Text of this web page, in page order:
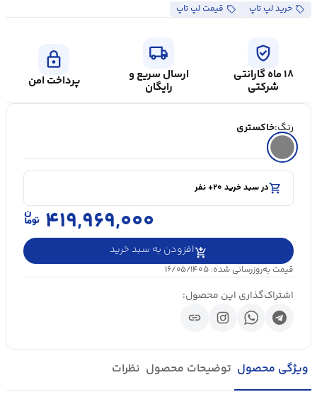
خرید لپ تاپ
قیمت لپ تاپ
verified_user
۱۸ ماه گارانتی
شرکتی
local_shipping
ارسال سریع و
رایگان
lock
پرداخت امن
رنگ:خاکستری
shopping_cartدر سبد خرید ۲۰+ نفر
visibility۵۰۰۰+ بازدید در ۲۴ ساعت اخیر
shopping_cartدر سبد خرید ۲۰+ نفر
۴۱۹,۹۶۹,۰۰۰
افزودن به سبد خرید
قیمت به‌روزرسانی شده: ۱۶/۰۵/۱۴۰۵
اشتراک‌گذاری این محصول:
link
ویژگی محصول توضیحات محصول نظرات